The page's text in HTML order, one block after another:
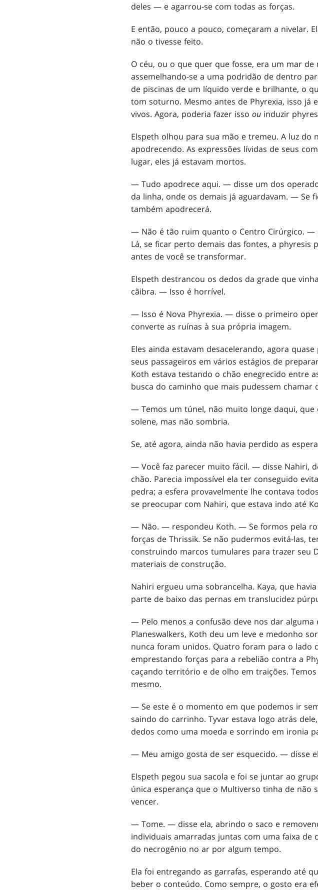
deles — e agarrou-se com todas as forças.
E então, pouco a pouco, começaram a nivelar.
não o tivesse feito.
O céu, ou o que quer que fosse, era um mar
assemelhando-se a uma podridão de dentro
de piscinas de um líquido verde e brilhante, o
tom soturno. Mesmo antes de Phyrexia, isso já
vivos. Agora, poderia fazer isso ou induzir
Elspeth olhou para sua mão e tremeu. A luz do
apodrecendo. As expressões lívidas de seus
lugar, eles já estavam mortos.
— Tudo apodrece aqui. — disse um dos
da linha, onde os demais já aguardavam. — Se
também apodrecerá.
— Não é tão ruim quanto o Centro Cirúrgico. —
Lá, se ficar perto demais das fontes, a
antes de você se transformar.
Elspeth destrancou os dedos da grade que
cãibra. — Isso é horrível.
— Isso é Nova Phyrexia. — disse o primeiro
converte as ruínas à sua própria imagem.
Eles ainda estavam desacelerando, agora
seus passageiros em vários estágios de
Koth estava testando o chão enegrecido entre
busca do caminho que mais pudessem chamar
— Temos um túnel, não muito longe daqui, que
solene, mas não sombria.
Se, até agora, ainda não havia perdido as
— Você faz parecer muito fácil. — disse Nahiri,
chão. Parecia impossível ela ter conseguido
pedra; a esfera provavelmente lhe contava
se preocupar com Nahiri, que estava indo até
— Não. — respondeu Koth. — Se formos pela
forças de Thrissik. Se não pudermos evitá-las,
construindo marcos tumulares para trazer seu
materiais de construção.
Nahiri ergueu uma sobrancelha. Kaya, que
parte de baixo das pernas em translucidez
— Pelo menos a confusão deve nos dar
Planeswalkers, Koth deu um leve e medonho
nunca foram unidos. Quatro foram para o lado
emprestando forças para a rebelião contra a
caçando território e de olho em traições.
mesmo.
— Se este é o momento em que podemos ir
saindo do carrinho. Tyvar estava logo atrás
dedos como uma moeda e sorrindo em ironia
— Meu amigo gosta de ser esquecido. — disse
Elspeth pegou sua sacola e foi se juntar ao
única esperança que o Multiverso tinha de não
vencer.
— Tome. — disse ela, abrindo o saco e
individuais amarradas juntas com uma faixa
do necrogênio no ar por algum tempo.
Ela foi entregando as garrafas, esperando até
beber o conteúdo. Como sempre, o gosto era